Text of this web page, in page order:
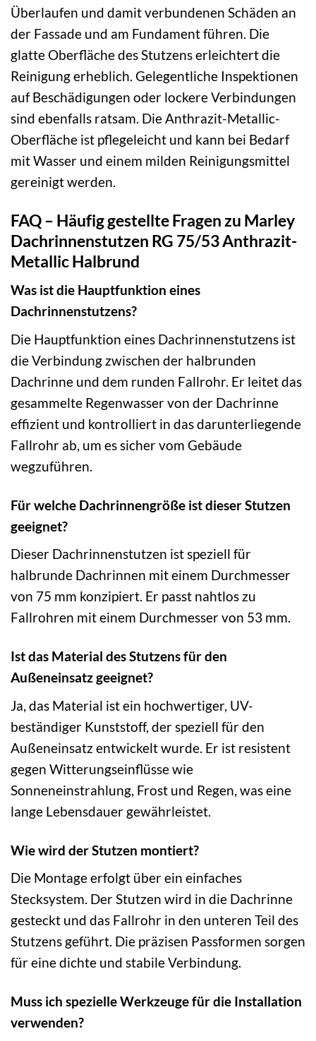
Überlaufen und damit verbundenen Schäden an
der Fassade und am Fundament führen. Die
glatte Oberfläche des Stutzens erleichtert die
Reinigung erheblich. Gelegentliche Inspektionen
auf Beschädigungen oder lockere Verbindungen
sind ebenfalls ratsam. Die Anthrazit-Metallic-
Oberfläche ist pflegeleicht und kann bei Bedarf
mit Wasser und einem milden Reinigungsmittel
gereinigt werden.
FAQ – Häufig gestellte Fragen zu Marley
Dachrinnenstutzen RG 75/53 Anthrazit-
Metallic Halbrund
Was ist die Hauptfunktion eines
Dachrinnenstutzens?
Die Hauptfunktion eines Dachrinnenstutzens ist
die Verbindung zwischen der halbrunden
Dachrinne und dem runden Fallrohr. Er leitet das
gesammelte Regenwasser von der Dachrinne
effizient und kontrolliert in das darunterliegende
Fallrohr ab, um es sicher vom Gebäude
wegzuführen.
Für welche Dachrinnengröße ist dieser Stutzen
geeignet?
Dieser Dachrinnenstutzen ist speziell für
halbrunde Dachrinnen mit einem Durchmesser
von 75 mm konzipiert. Er passt nahtlos zu
Fallrohren mit einem Durchmesser von 53 mm.
Ist das Material des Stutzens für den
Außeneinsatz geeignet?
Ja, das Material ist ein hochwertiger, UV-
beständiger Kunststoff, der speziell für den
Außeneinsatz entwickelt wurde. Er ist resistent
gegen Witterungseinflüsse wie
Sonneneinstrahlung, Frost und Regen, was eine
lange Lebensdauer gewährleistet.
Wie wird der Stutzen montiert?
Die Montage erfolgt über ein einfaches
Stecksystem. Der Stutzen wird in die Dachrinne
gesteckt und das Fallrohr in den unteren Teil des
Stutzens geführt. Die präzisen Passformen sorgen
für eine dichte und stabile Verbindung.
Muss ich spezielle Werkzeuge für die Installation
verwenden?